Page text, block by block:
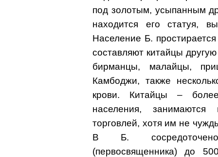
под золотым, усыпанным
находится его статуя,
Население Б.
составляют китайцы
бирманцы, малайцы,
Камбоджи, также
крови. Китайцы –
населения, занимаются
торговлей, хотя им не
В Б. сосредоточено,
(первосвященника) до